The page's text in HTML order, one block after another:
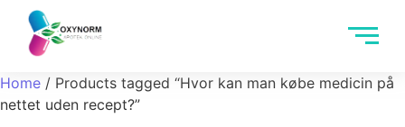
Home / Products tagged “Hvor kan man købe medicin på
nettet uden recept?”